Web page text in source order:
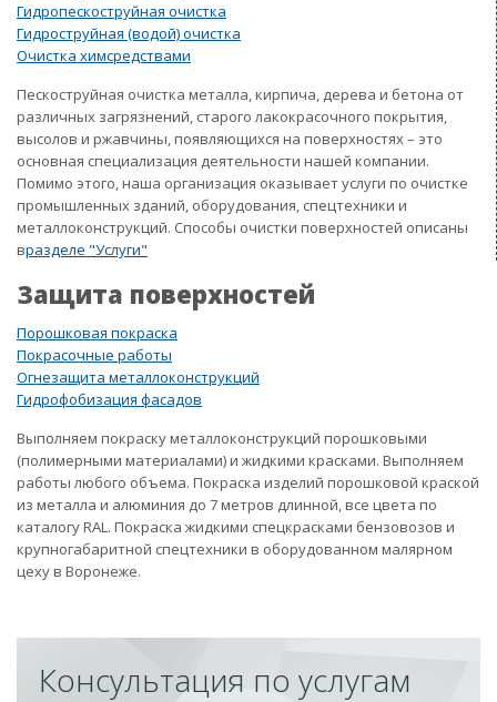
Гидропескоструйная очистка
Гидроструйная (водой) очистка
Очистка химсредствами
Пескоструйная очистка металла, кирпича, дерева и бетона от
различных загрязнений, старого лакокрасочного покрытия,
высолов и ржавчины, появляющихся на поверхностях – это
основная специализация деятельности нашей компании.
Помимо этого, наша организация оказывает услуги по очистке
промышленных зданий, оборудования, спецтехники и
металлоконструкций. Способы очистки поверхностей описаны
вразделе "Услуги"
Защита поверхностей
Порошковая покраска
Покрасочные работы
Огнезащита металлоконструкций
Гидрофобизация фасадов
Выполняем покраску металлоконструкций порошковыми
(полимерными материалами) и жидкими красками. Выполняем
работы любого объема. Покраска изделий порошковой краской
из металла и алюминия до 7 метров длинной, все цвета по
каталогу RAL. Покраска жидкими спецкрасками бензовозов и
крупногабаритной спецтехники в оборудованном малярном
цеху в Воронеже.
Консультация по услугам